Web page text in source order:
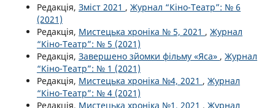
Редакція, Зміст 2021 , Журнал “Кіно-Театр”: № 6
(2021)
Редакція, Мистецька хроніка № 5, 2021 , Журнал
“Кіно-Театр”: № 5 (2021)
Редакція, Завершено зйомки фільму «Яса» , Журнал
“Кіно-Театр”: № 1 (2021)
Редакція, Мистецька хроніка №4, 2021 , Журнал
“Кіно-Театр”: № 4 (2021)
Редакція, Мистецька хроніка №1, 2021 , Журнал